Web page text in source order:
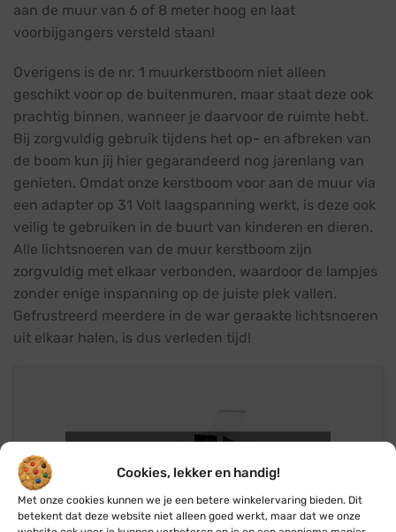
Cookies, lekker en handig!
Met onze cookies kunnen we je een betere winkelervaring bieden. Dit
betekent dat deze website niet alleen goed werkt, maar dat we onze
aan de muur van 6 of 8 meter hoog en laat
voorbijgangers versteld staan!
Overigens is de nr. 1 muurkerstboom niet alleen
geschikt voor op de buitenmuren, maar staat deze ook
prachtig binnen, wanneer je daarvoor de ruimte hebt.
Bij zorgvuldig gebruik tijdens het op- en afbreken van
de boom kun jij hier gegarandeerd nog jarenlang van
genieten. Omdat onze kerstboom voor aan de muur via
een adapter op 31 Volt laagspanning werkt, is deze ook
veilig te gebruiken in de buurt van kinderen en dieren.
Alle lichtsnoeren van de muur kerstboom zijn
zorgvuldig met elkaar verbonden, waardoor de lampjes
zonder enige inspanning op de juiste plek vallen.
Gefrustreerd meerdere in de war geraakte lichtsnoeren
uit elkaar halen, is dus verleden tijd!
accepteren en deze inhoud in te